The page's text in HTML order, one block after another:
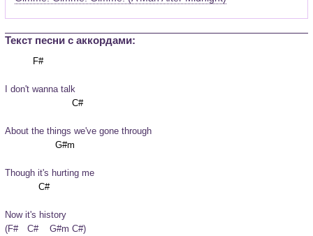
Текст песни c аккордами:
          F#
I don't wanna talk
		  	C#
About the things we've gone through
Though it's hurting me
	    C#
Now it's history
(F#	C#	G#m	C#)